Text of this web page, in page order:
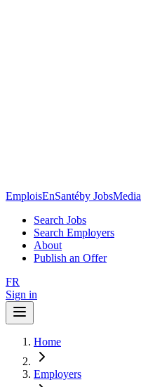
EmploisEnSantéby JobsMedia
Search Jobs
Search Employers
About
Publish an Offer
FR
Sign in
Home
Employers